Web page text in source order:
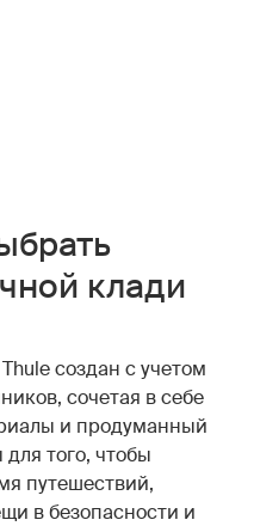
клади
создан с учетом
сочетая в себе
и продуманный
того, чтобы
путешествий,
в безопасности и